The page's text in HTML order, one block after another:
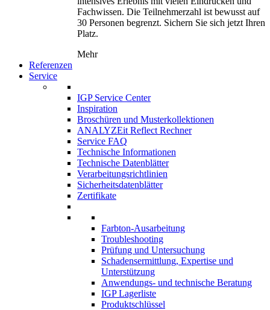
Fachwissen. Die Teilnehmerzahl ist bewusst auf
30 Personen begrenzt. Sichern Sie sich jetzt Ihren
Platz.
Mehr
Referenzen
Service
IGP Service Center
Inspiration
Broschüren und Musterkollektionen
ANALYZEit Reflect Rechner
Service FAQ
Technische Informationen
Technische Datenblätter
Verarbeitungsrichtlinien
Sicherheitsdatenblätter
Zertifikate
Farbton-Ausarbeitung
Troubleshooting
Prüfung und Untersuchung
Schadensermittlung, Expertise und
Unterstützung
Anwendungs- und technische Beratung
IGP Lagerliste
Produktschlüssel